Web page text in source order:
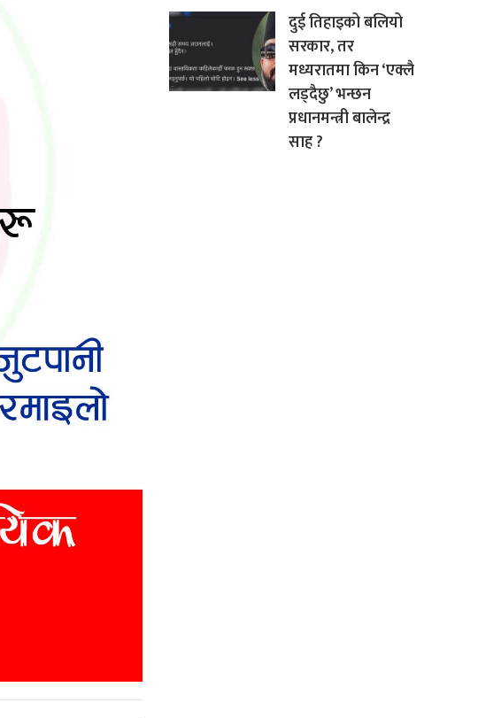
दुई तिहाइको बलियो
सरकार, तर
मध्यरातमा किन ‘एक्लै
लड्दैछु’ भन्छन
प्रधानमन्त्री बालेन्द्र
साह ?